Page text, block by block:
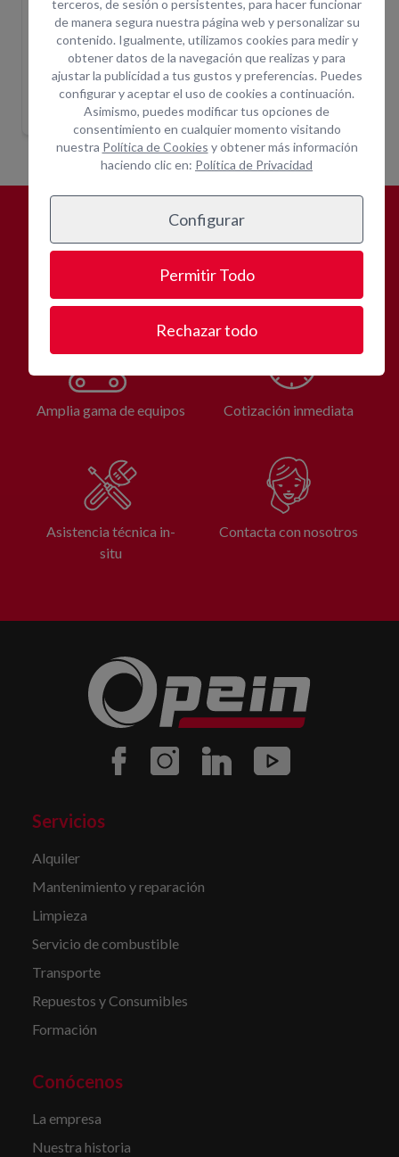
MULTIUSO
EXTENSION HORQUILLAS ELEV.IND.
Indique ubicación
para mostrar
precios
ELEVADOR IND ELECT 1.5T 3R
Indique ubicación
para mostrar
precios
ALQUILAR CON
OPEIN?
Amplia gama de equipos Cotización inmediata
Asistencia técnica in-
situ
Contacta con nosotros
Servicios
Alquiler
Mantenimiento y reparación
Limpieza
Servicio de combustible
Transporte
Repuestos y Consumibles
Formación
Conócenos
La empresa
Nuestra historia
terceros, de sesión o persistentes, para hacer funcionar
de manera segura nuestra página web y personalizar su
contenido. Igualmente, utilizamos cookies para medir y
obtener datos de la navegación que realizas y para
ajustar la publicidad a tus gustos y preferencias. Puedes
configurar y aceptar el uso de cookies a continuación.
Asimismo, puedes modificar tus opciones de
consentimiento en cualquier momento visitando
nuestra Política de Cookies y obtener más información
haciendo clic en: Política de Privacidad
Configurar
Permitir Todo
Rechazar todo